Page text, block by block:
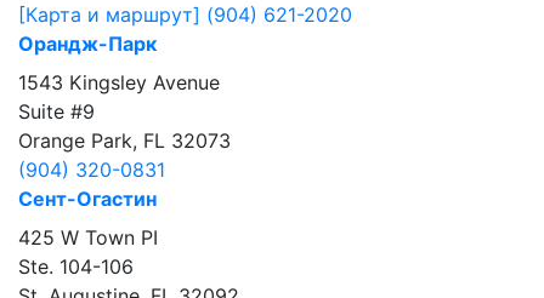
[Карта и маршрут] (904) 621-2020
Орандж-Парк
1543 Kingsley Avenue
Suite #9
Orange Park, FL 32073
(904) 320-0831
Сент-Огастин
425 W Town PI
Ste. 104-106